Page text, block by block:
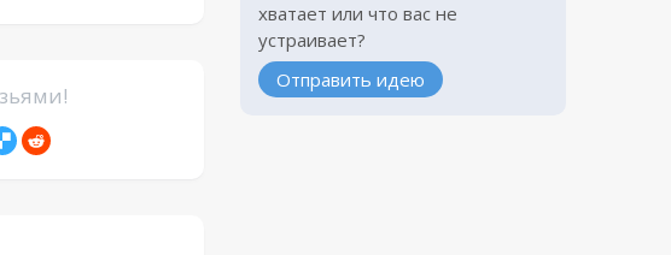
хватает или что вас не
устраивает?
Отправить идею